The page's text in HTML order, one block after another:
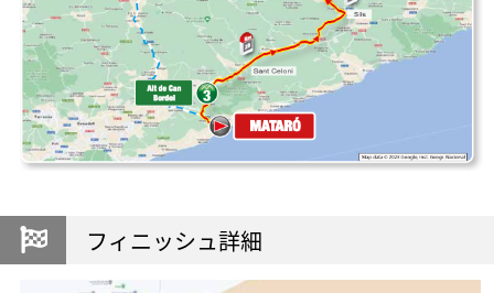
フィニッシュ詳細